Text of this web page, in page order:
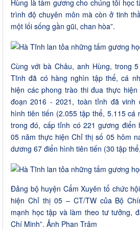
Hùng là tấm gương cho chúng tôi học
trình độ chuyên môn mà còn ở tinh
một lối sống gần gũi, chan hòa”.
Cùng với bà Châu, anh Hùng, trong
Tĩnh đã có hàng nghìn tập thể, cá
hiện các phong trào thi đua thực
đoạn 2016 - 2021, toàn tỉnh đã vinh
hình tiên tiến (2.055 tập thể, 5.115 cá
trong đó, cấp tỉnh có 221 gương điển
05 năm thực hiện Chỉ thị số 05 hôm
dương 67 điển hình tiên tiến (30 tập
Đảng bộ huyện Cẩm Xuyên tổ chức
hiện Chỉ thị 05 – CT/TW của Bộ
mạnh học tập và làm theo tư tưởng,
Chí Minh”. Ảnh Phan Trâm